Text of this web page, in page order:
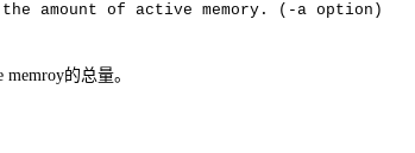
amount of active memory. (-a option)
memroy的总量。